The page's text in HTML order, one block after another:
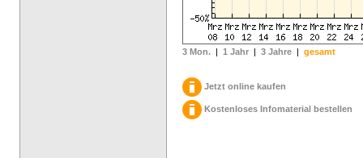
3 Mon. | 1 Jahr | 3 Jahre | gesamt
Jetzt online kaufen
Kostenloses Infomaterial bestellen